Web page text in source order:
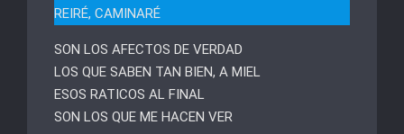
REIRÉ, CAMINARÉ
SON LOS AFECTOS DE VERDAD
LOS QUE SABEN TAN BIEN, A MIEL
ESOS RATICOS AL FINAL
SON LOS QUE ME HACEN VER